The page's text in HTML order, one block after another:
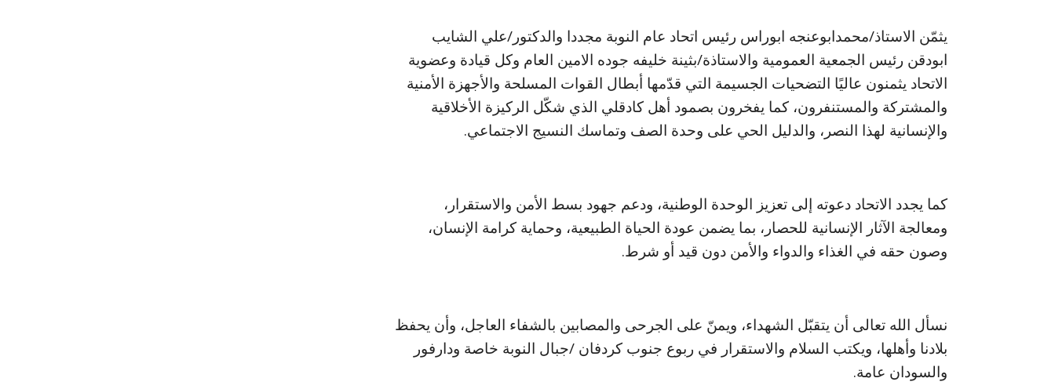
يثمّن الاستاذ/محمدابوعنجه ابوراس رئيس اتحاد عام النوبة مجددا والدكتور/علي الشايب
ابودقن رئيس الجمعية العمومية والاستاذة/بثينة خليفه جوده الامين العام وكل قيادة وعضوية
الاتحاد يثمنون عاليًا التضحيات الجسيمة التي قدّمها أبطال القوات المسلحة والأجهزة الأمنية
والمشتركة والمستنفرون، كما يفخرون بصمود أهل كادقلي الذي شكّل الركيزة الأخلاقية
والإنسانية لهذا النصر، والدليل الحي على وحدة الصف وتماسك النسيج الاجتماعي.
كما يجدد الاتحاد دعوته إلى تعزيز الوحدة الوطنية، ودعم جهود بسط الأمن والاستقرار،
ومعالجة الآثار الإنسانية للحصار، بما يضمن عودة الحياة الطبيعية، وحماية كرامة الإنسان،
وصون حقه في الغذاء والدواء والأمن دون قيد أو شرط.
نسأل الله تعالى أن يتقبّل الشهداء، ويمنّ على الجرحى والمصابين بالشفاء العاجل، وأن يحفظ
بلادنا وأهلها، ويكتب السلام والاستقرار في ربوع جنوب كردفان /جبال النوبة خاصة ودارفور
والسودان عامة.